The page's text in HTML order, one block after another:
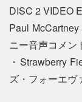
DISC 2 VIDEO
Paul
ニー音声コメン
・Strawberry
ズ・フォーエヴ